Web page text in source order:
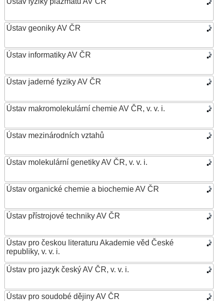
Ústav geoniky AV ČR
Ústav informatiky AV ČR
Ústav jaderné fyziky AV ČR
Ústav makromolekulární chemie AV ČR, v. v. i.
Ústav mezinárodních vztahů
Ústav molekulární genetiky AV ČR, v. v. i.
Ústav organické chemie a biochemie AV ČR
Ústav přístrojové techniky AV ČR
Ústav pro českou literaturu Akademie věd České
republiky, v. v. i.
Ústav pro jazyk český AV ČR, v. v. i.
Ústav pro soudobé dějiny AV ČR